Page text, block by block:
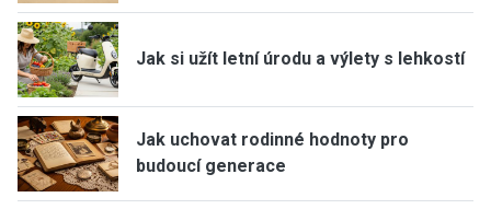
Jak si užít letní úrodu a výlety s lehkostí
Jak uchovat rodinné hodnoty pro
budoucí generace